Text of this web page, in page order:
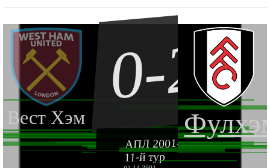
Вест Хэм
0-2
АПЛ 2001-2002
11-й тур